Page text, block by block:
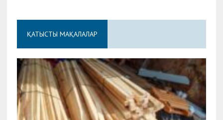
ҚАТЫСТЫ МАҚАЛАЛАР